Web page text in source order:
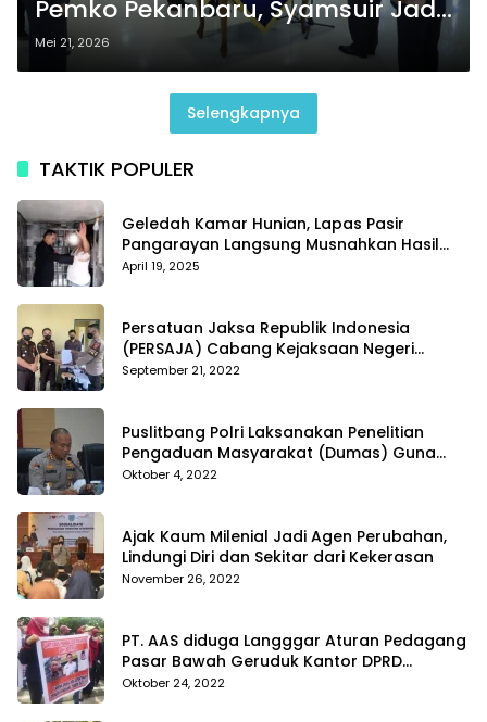
Pemko Pekanbaru, Syamsuir Jadi
Asisten I
Mei 21, 2026
Selengkapnya
TAKTIK POPULER
Geledah Kamar Hunian, Lapas Pasir
Pangarayan Langsung Musnahkan Hasil
Temuan
April 19, 2025
Persatuan Jaksa Republik Indonesia
(PERSAJA) Cabang Kejaksaan Negeri
Tanggamus resmi melaporkan Alvin Lim ke
September 21, 2022
Puslitbang Polri Laksanakan Penelitian
Pengaduan Masyarakat (Dumas) Guna
Meningkatkan Profesionalisme Personil Polri
Oktober 4, 2022
Ajak Kaum Milenial Jadi Agen Perubahan,
Lindungi Diri dan Sekitar dari Kekerasan
November 26, 2022
PT. AAS diduga Langggar Aturan Pedagang
Pasar Bawah Geruduk Kantor DPRD
Pekanbaru
Oktober 24, 2022